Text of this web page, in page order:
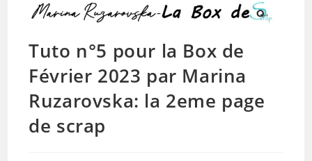
Tuto n°5 pour la Box de
Février 2023 par Marina
Ruzarovska: la 2eme page
de scrap